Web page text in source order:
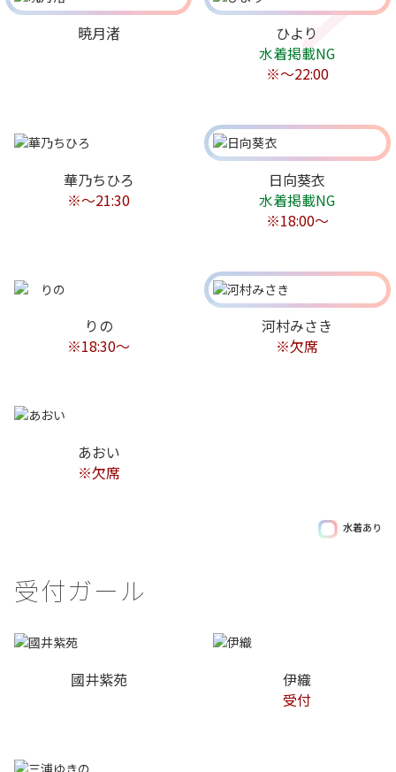
暁月渚
ひより
水着掲載NG
※～22:00
華乃ちひろ
※～21:30
日向葵衣
水着掲載NG
※18:00〜
りの
※18:30〜
河村みさき
※欠席
あおい
※欠席
水着あり
受付ガール
國井紫苑
伊織
受付